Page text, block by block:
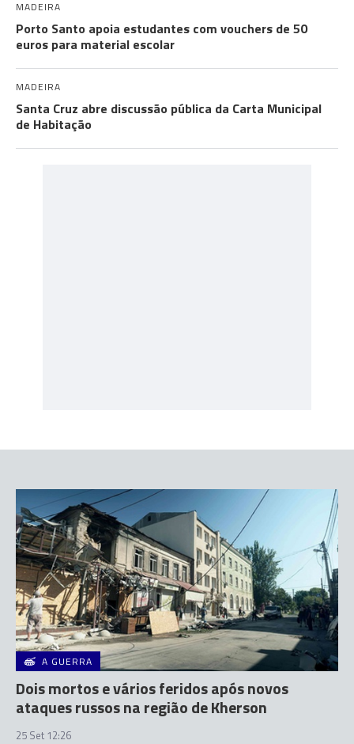
MADEIRA
Porto Santo apoia estudantes com vouchers de 50
euros para material escolar
MADEIRA
Santa Cruz abre discussão pública da Carta Municipal
de Habitação
A GUERRA
Dois mortos e vários feridos após novos
ataques russos na região de Kherson
25 Set 12:26